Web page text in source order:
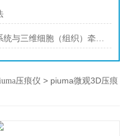
细胞牵张拉伸加载培养与分析系统与三维细胞（组织）牵引拉伸加载培养与分析
压痕仪 > piuma微观3D压痕